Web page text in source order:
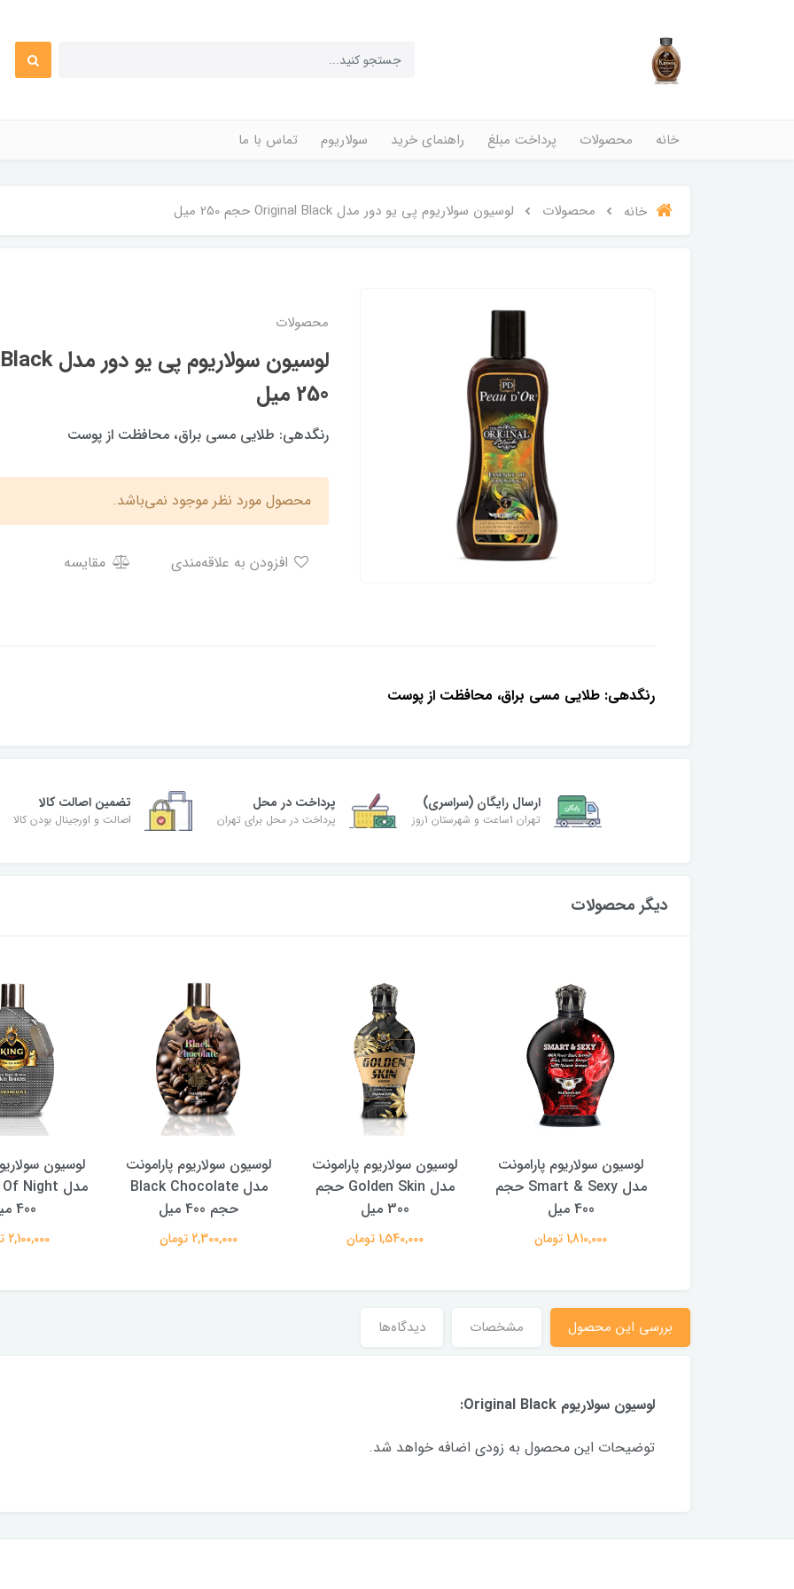
خانه محصولات پرداخت مبلغ راهنمای خرید سولاریوم تماس با ما
خانه محصولات لوسیون سولاریوم پی یو دور مدل Original Black حجم 250 میل
محصولات
250 میل
رنگدهی: طلایی مسی براق، محافظت از پوست
محصول مورد نظر موجود نمی‌باشد.
مقایسه
رنگدهی: طلایی مسی براق، محافظت از پوست
ارسال رایگان (سراسری)
تهران 1ساعت و شهرستان 1روز
پرداخت در محل
پرداخت در محل برای تهران
تضمین اصالت کالا
اصالت و اورجینال بودن کالا
دیگر محصولات
لوسیون سولاریوم پارامونت
مدل Smart & Sexy حجم
400 میل
1,810,000 تومان
لوسیون سولاریوم پارامونت
مدل Golden Skin حجم
300 میل
1,540,000 تومان
لوسیون سولاریوم پارامونت
مدل Black Chocolate
حجم 400 میل
2,300,000 تومان
لوسیون
400 میل
2,100,000 تومان
بررسی این محصول مشخصات دیدگاه‌ها
لوسیون سولاریوم Original Black:
توضیحات این محصول به زودی اضافه خواهد شد.